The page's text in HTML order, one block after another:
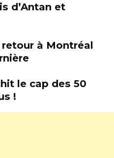
d’Antan et
à Montréal
le cap des 50
!